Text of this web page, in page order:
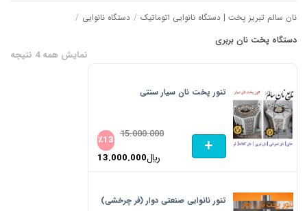
نان سالم تبریز پخت | دستگاه نانوایی اتوماتیک / دستگاه نانوایی /
دستگاه پخت نان بربری
نمایش همه 4 نتیجه
تنور پخت نان سیار سنتی
٪13 15.000.000
﷼13.000.000 +
تنور نانوایی صنعتی دوار (فر چرخشی)